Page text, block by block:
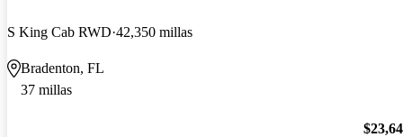
S King Cab RWD 42,350 millas
Bradenton, FL
37 millas